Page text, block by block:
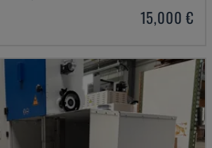
15,000 €